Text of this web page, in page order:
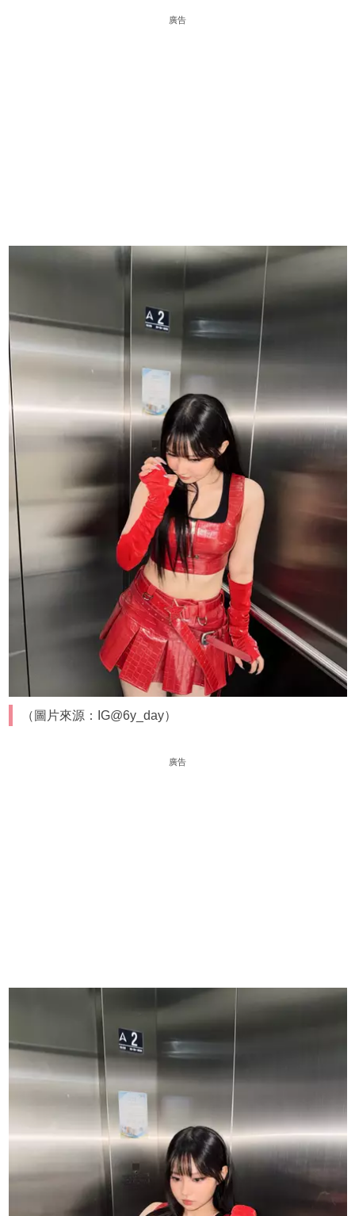
廣告
（圖片來源：IG@6y_day）
廣告